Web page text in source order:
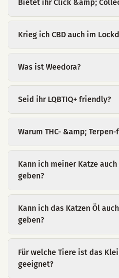
Bietet ihr Click &amp;
Krieg ich CBD auch im
Was ist Weedora?
Seid ihr LQBTIQ+ friendly?
Warum THC- &amp;
Kann ich meiner Katze auch
geben?
Kann ich das Katzen Öl
geben?
Für welche Tiere ist das
geeignet?